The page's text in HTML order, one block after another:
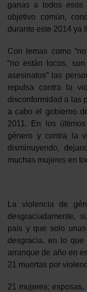
ganas a todos esos
objetivo común,
durante este 2014 ya
Con lemas como
“no están locos,
asesinatos” las
repulsa contra la
disconformidad a las
a cabo el gobierno
2011. En los
género y contra la
disminuyendo,
muchas mujeres en
La violencia de
desgraciadamente,
país y que solo
desgracia, en lo
arranque de año en
21 muertas por
21 mujeres;